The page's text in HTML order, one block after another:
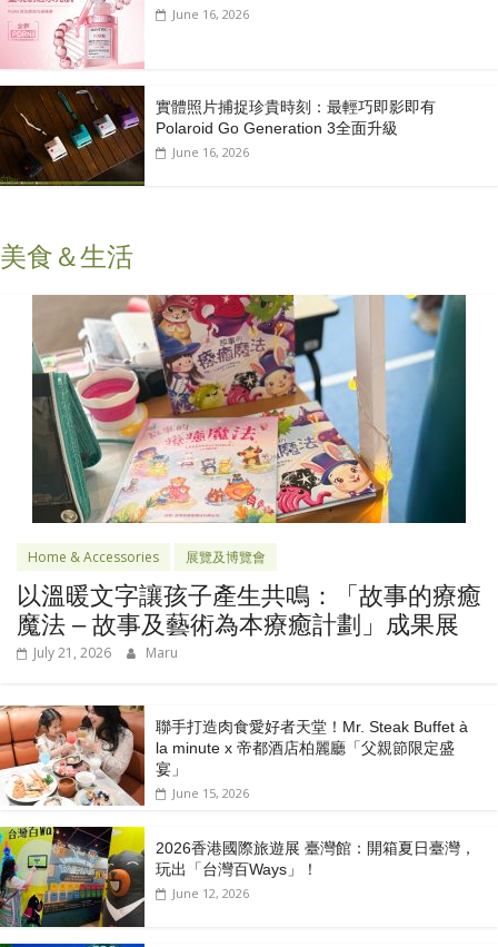
June 16, 2026
實體照片捕捉珍貴時刻：最輕巧即影即有
Polaroid Go Generation 3全面升級
June 16, 2026
美食＆生活
Home & Accessories 展覽及博覽會
以溫暖文字讓孩子產生共鳴：「故事的療癒
魔法 – 故事及藝術為本療癒計劃」成果展
July 21, 2026 Maru
聯手打造肉食愛好者天堂！Mr. Steak Buffet à
la minute x 帝都酒店柏麗廳「⽗親節限定盛
宴」
June 15, 2026
2026香港國際旅遊展 臺灣館：開箱夏日臺灣，
玩出「台灣百Ways」！
June 12, 2026